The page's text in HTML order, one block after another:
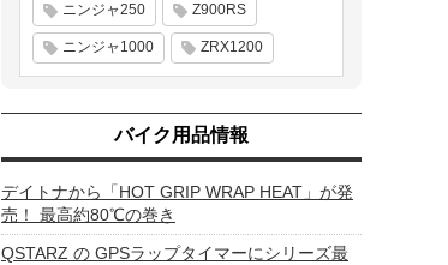
ニンジャ250 Z900RS
ニンジャ1000 ZRX1200
バイク用品情報
デイトナから「HOT GRIP WRAP HEAT」が発
売！ 最高約80℃の巻き
QSTARZ の GPSラップタイマーにシリーズ最